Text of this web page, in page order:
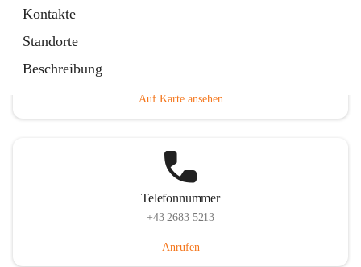
Kontakte
Standorte
Beschreibung
Auf Karte ansehen
Telefonnummer
+43 2683 5213
Anrufen